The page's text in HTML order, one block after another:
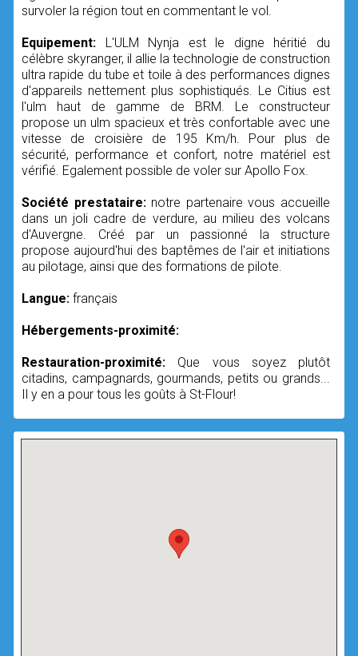
survoler la région tout en commentant le vol.
Equipement: L'ULM Nynja est le digne héritié du
célèbre skyranger, il allie la technologie de construction
ultra rapide du tube et toile à des performances dignes
d'appareils nettement plus sophistiqués. Le Citius est
l'ulm haut de gamme de BRM. Le constructeur
propose un ulm spacieux et très confortable avec une
vitesse de croisière de 195 Km/h. Pour plus de
sécurité, performance et confort, notre matériel est
vérifié. Egalement possible de voler sur Apollo Fox.
Société prestataire: notre partenaire vous accueille
dans un joli cadre de verdure, au milieu des volcans
d'Auvergne. Créé par un passionné la structure
propose aujourd'hui des baptêmes de l'air et initiations
au pilotage, ainsi que des formations de pilote.
Langue: français
Hébergements-proximité:
Restauration-proximité: Que vous soyez plutôt
citadins, campagnards, gourmands, petits ou grands...
Il y en a pour tous les goûts à St-Flour!